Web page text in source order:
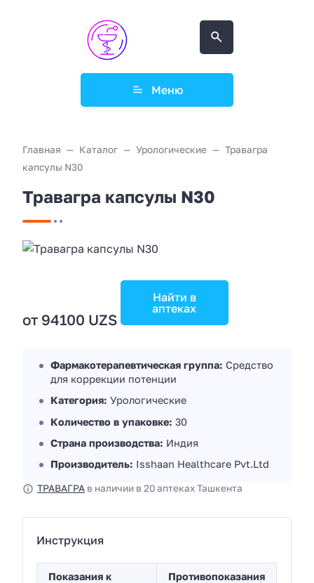
Меню
Главная Каталог Урологические
Травагра
капсулы N30
Травагра капсулы N30
от 94100 UZS
Найти в
аптеках
Фармакотерапевтическая группа: Средство
для коррекции потенции
Категория: Урологические
Количество в упаковке: 30
Страна производства: Индия
Производитель: Isshaan Healthcare Pvt.Ltd
ТРАВАГРАв наличии в 20 аптеках Ташкента
Инструкция
Показания к
Противопоказания